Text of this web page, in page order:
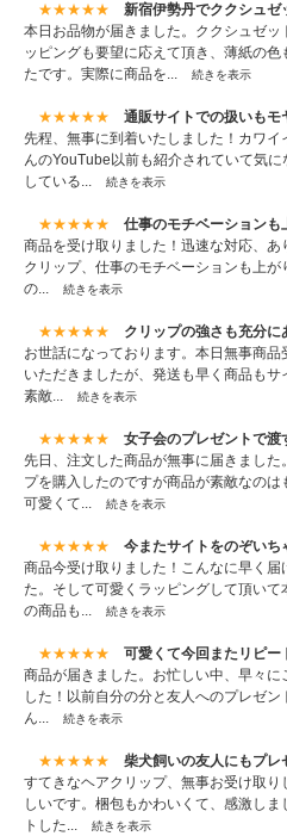
★★★★★
新宿伊勢丹でククシュゼ
本日お品物が届きました。ククシュゼ
ッピングも要望に応えて頂き、薄紙の
たです。実際に商品を...
続きを表示
★★★★★
通販サイトでの扱いも
先程、無事に到着いたしました！カワ
んのYouTube以前も紹介されていて気
している...
続きを表示
★★★★★
仕事のモチベーションも
商品を受け取りました！迅速な対応、
クリップ、仕事のモチベーションも上
の...
続きを表示
★★★★★
クリップの強さも充分に
お世話になっております。本日無事商
いただきましたが、発送も早く商品も
素敵...
続きを表示
★★★★★
女子会のプレゼントで渡
先日、注文した商品が無事に届きまし
プを購入したのですが商品が素敵なの
可愛くて...
続きを表示
★★★★★
今またサイトをのぞいち
商品今受け取りました！こんなに早く
た。そして可愛くラッピングして頂い
の商品も...
続きを表示
★★★★★
可愛くて今回またリピー
商品が届きました。お忙しい中、早々に
した！以前自分の分と友人へのプレゼ
ん...
続きを表示
★★★★★
柴犬飼いの友人にもプレ
すてきなヘアクリップ、無事お受け取
しいです。梱包もかわいくて、感激し
トした...
続きを表示